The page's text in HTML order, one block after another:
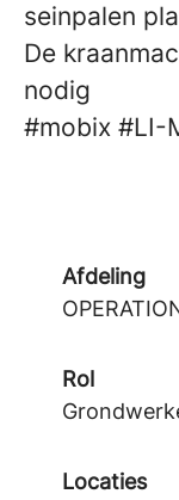
seinpalen
De
nodig
#mobix #LI-
Afdeling
Rol
Locaties